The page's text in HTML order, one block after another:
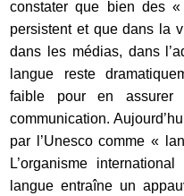
constater que bien des
persistent et que dans la
dans les médias, dans
langue reste
faible pour en
communication.
par l’Unesco comme «
L’organisme
langue entraîne un